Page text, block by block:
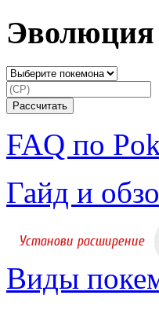
Эволюция
FAQ по
Гайд и
Виды